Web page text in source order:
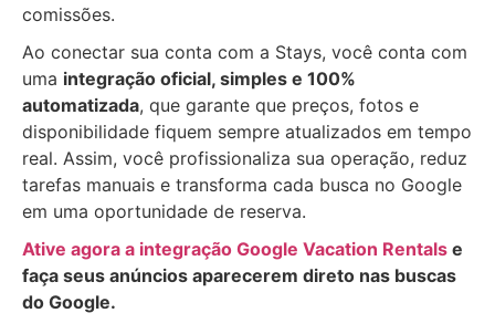
comissões.
Ao conectar sua conta com a Stays, você conta com
uma integração oficial, simples e 100%
automatizada, que garante que preços, fotos e
disponibilidade fiquem sempre atualizados em tempo
real. Assim, você profissionaliza sua operação, reduz
tarefas manuais e transforma cada busca no Google
em uma oportunidade de reserva.
Ative agora a integração Google Vacation Rentals e
faça seus anúncios aparecerem direto nas buscas
do Google.